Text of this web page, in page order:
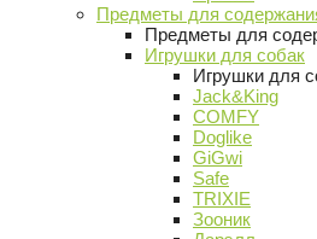
Предметы для
Предметы для
Игрушки для собак
Игрушки для
Jack&King
COMFY
Doglike
GiGwi
Safe
TRIXIE
Зооник